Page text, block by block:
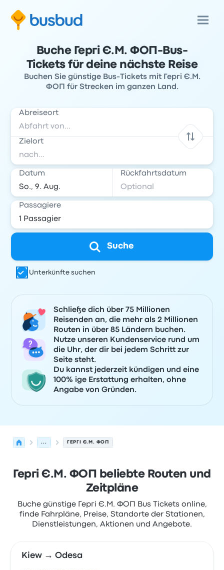
Buche Гергі Є.М. ФОП-Bus-
Tickets für deine nächste Reise
Buchen Sie günstige Bus-Tickets mit Гергі Є.М.
ФОП für Strecken im ganzen Land.
Abreiseort
Zielort
Datum Rückfahrtsdatum
Passagiere
Suche
Unterkünfte suchen
Schließe dich über 75 Millionen
Reisenden an, die mehr als 2 Millionen
Routen in über 85 Ländern buchen.
Nutze unseren Kundenservice rund um
die Uhr, der dir bei jedem Schritt zur
Seite steht.
Du kannst jederzeit kündigen und eine
100% ige Erstattung erhalten, ohne
Angabe von Gründen.
... ГЕРГІ Є.М. ФОП
Гергі Є.М. ФОП beliebte Routen und
Zeitpläne
Buche günstige Гергі Є.М. ФОП Bus Tickets online,
finde Fahrpläne, Preise, Standorte der Stationen,
Dienstleistungen, Aktionen und Angebote.
Kiew → Odesa